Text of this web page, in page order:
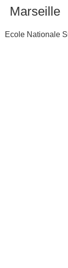
Marseille
Ecole Nationale